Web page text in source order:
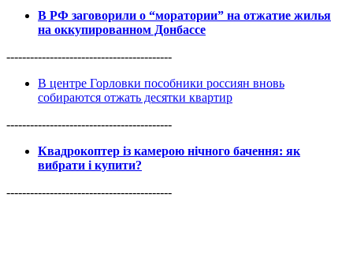
В РФ заговорили о “моратории” на отжатие жилья
на оккупированном Донбассе
------------------------------------------
В центре Горловки пособники россиян вновь
собираются отжать десятки квартир
------------------------------------------
Квадрокоптер із камерою нічного бачення: як
вибрати і купити?
------------------------------------------